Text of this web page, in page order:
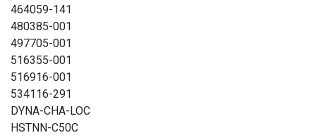
464059-141
480385-001
497705-001
516355-001
516916-001
534116-291
DYNA-CHA-LOC
HSTNN-C50C